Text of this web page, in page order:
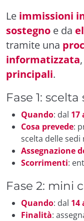
Le immissioni
sostegno e da
tramite una
informatizzata
principali.
Fase 1:
Quando: dal 17
Cosa prevede:
scelta delle sedi
Assegnazione
Scorrimenti:
Fase 2: mini
Quando: dal 14
Finalità: